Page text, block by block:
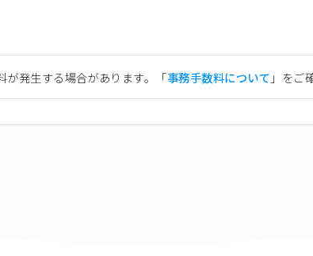
が発生する場合があります。「事務手数料について 」をご